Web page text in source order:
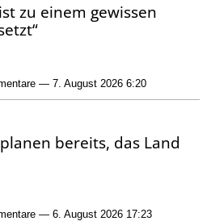
zu einem gewissen
— 7. August 2026 6:20
bereits, das Land
— 6. August 2026 17:23